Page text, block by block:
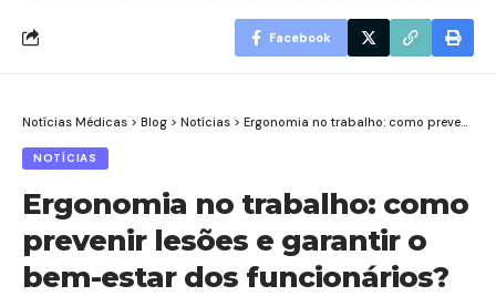
Facebook
Notícias Médicas > Blog > Notícias > Ergonomia no trabalho: como prevenir lesões e garantir o bem-estar dos funcionários?
NOTÍCIAS
Ergonomia no trabalho: como
prevenir lesões e garantir o
bem-estar dos funcionários?